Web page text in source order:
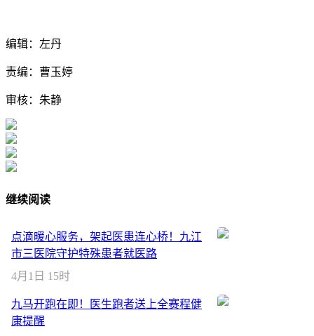
编辑：左丹
责编：曹玉婷
审核：朱静
继续阅读
点滴暖心服务，架起医患连心桥！九江
市三医院守护特殊患者就医路
4月1日 15时
九马开跑在即！医生跑者送上全赛程健
康提醒